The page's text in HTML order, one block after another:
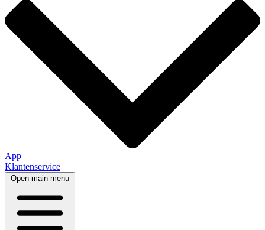
App
Klantenservice
Open main menu